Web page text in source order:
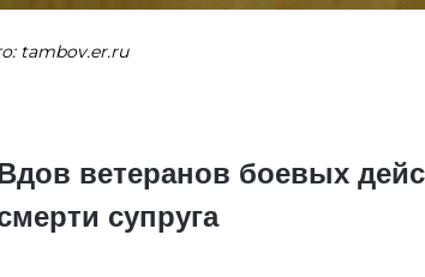
tambov.er.ru
ветеранов боевых
супруга